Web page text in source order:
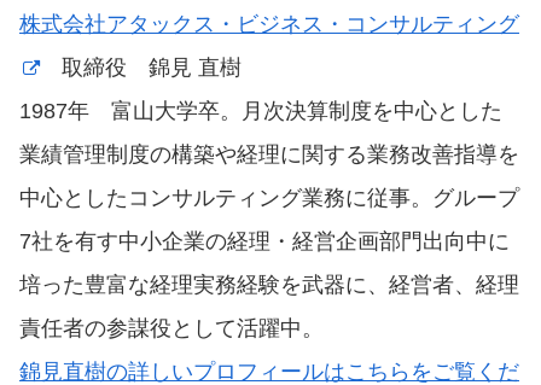
株式会社アタックス・ビジネス・コンサルティング
取締役 錦見 直樹
1987年 富山大学卒。月次決算制度を中心とした
業績管理制度の構築や経理に関する業務改善指導を
中心としたコンサルティング業務に従事。グループ
7社を有す中小企業の経理・経営企画部門出向中に
培った豊富な経理実務経験を武器に、経営者、経理
責任者の参謀役として活躍中。
錦見直樹の詳しいプロフィールはこちらをご覧くだ